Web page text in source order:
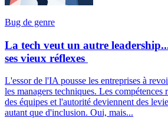
Bug de genre
La tech veut un autre
ses vieux réflexes
L'essor de l'IA pousse les entreprises à
les managers techniques. Les
des équipes et l'autorité deviennent des
autant que d'inclusion. Oui, mais...